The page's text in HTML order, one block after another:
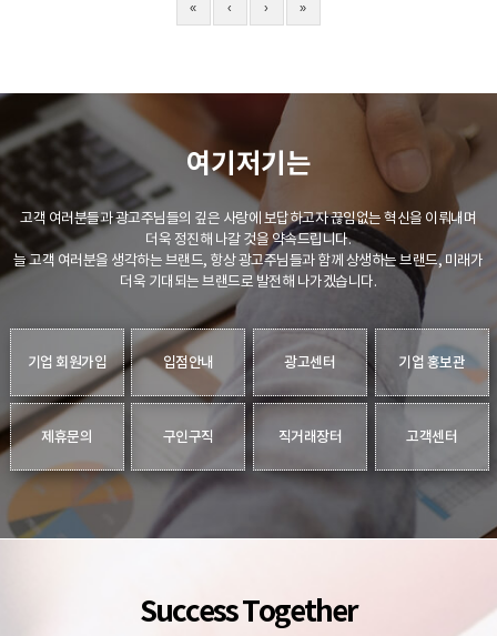
« ‹ › »
여기저기는
고객 여러분들과 광고주님들의 깊은 사랑에 보답하고자 끊임없는 혁신을 이뤄내며
더욱 정진해 나갈 것을 약속드립니다.
늘 고객 여러분을 생각하는 브랜드, 항상 광고주님들과 함께 상생하는 브랜드, 미래가
더욱 기대되는 브랜드로 발전해 나가겠습니다.
기업 회원가입 입점안내 광고센터 기업 홍보관
제휴문의 구인구직 직거래장터 고객센터
Success Together